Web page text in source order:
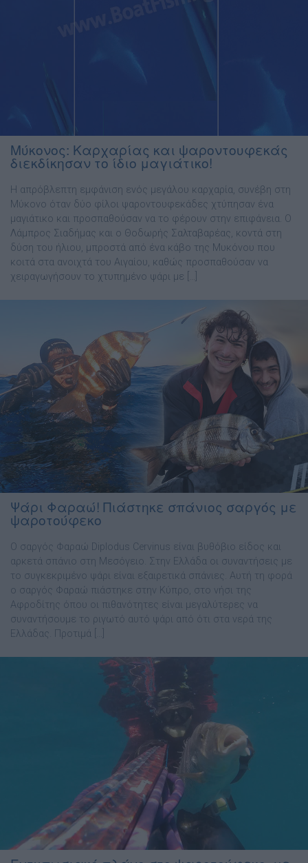
Μύκονος: Καρχαρίας και ψαροντουφεκάς
διεκδίκησαν το ίδιο μαγιάτικο!
Η απρόβλεπτη εμφάνιση ενός μεγάλου καρχαρία, συνέβη στη
Μύκονο όταν δύο φίλοι ψαροντουφεκάδες χτύπησαν ένα
μαγιάτικο και προσπαθούσαν να το φέρουν στην επιφάνεια. Ο
Λάμπρος Σιαδήμας και ο Θοδωρής Σαλταβαρέας, κοντά στη
δύση του ήλιου, μπροστά από ένα κάβο της Μυκόνου που
κοιτά στα ανοιχτά του Αιγαίου, καθώς προσπαθούσαν να
χειραγωγήσουν το χτυπημένο ψάρι με […]
Ψάρι Φαραώ! Πιάστηκε σπάνιος σαργός με
ψαροτούφεκο
Ο σαργός Φαραώ Diplodus Cervinus είναι βυθόβιο είδος και
αρκετά σπάνιο στη Μεσόγειο. Στην Ελλάδα οι συναντήσεις με
το συγκεκριμένο ψάρι είναι εξαιρετικά σπάνιες. Αυτή τη φορά
ο σαργός Φαραώ πιάστηκε στην Κύπρο, στο νήσι της
Αφροδίτης όπου οι πιθανότητες είναι μεγαλύτερες να
συναντήσουμε το ριγωτό αυτό ψάρι από ότι στα νερά της
Ελλάδας. Προτιμά […]